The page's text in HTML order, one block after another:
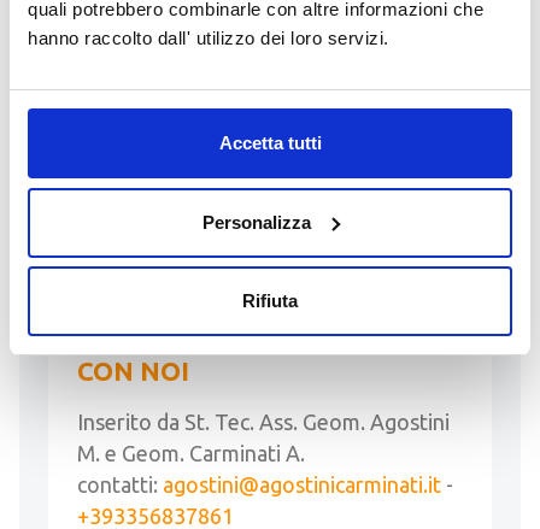
quali potrebbero combinarle con altre informazioni che
hanno raccolto dall' utilizzo dei loro servizi.
Accetta tutti
Personalizza
Rifiuta
neodiplomato, …
05 Giugno 2026
COSTRUISCI IL TUO FUTURO
CON NOI
Inserito da St. Tec. Ass. Geom. Agostini
M. e Geom. Carminati A.
contatti: agostini@agostinicarminati.it -
+393356837861